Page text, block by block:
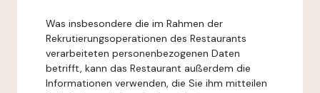
Was insbesondere die im Rahmen der
Rekrutierungsoperationen des Restaurants
verarbeiteten personenbezogenen Daten
betrifft, kann das Restaurant außerdem die
Informationen verwenden, die Sie ihm mitteilen